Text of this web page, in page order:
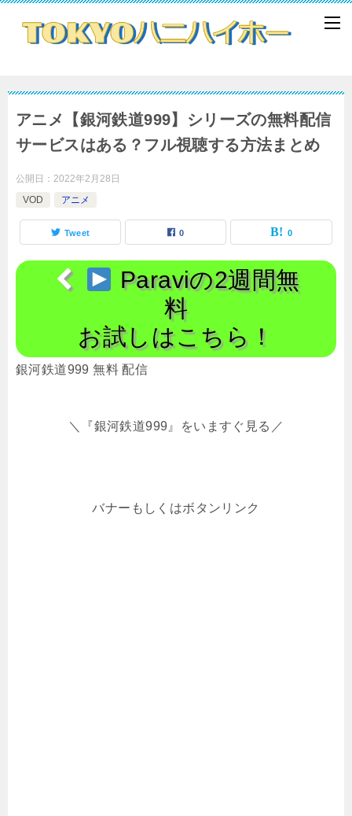
アニメ【銀河鉄道999】シリーズの無料配信
サービスはある？フル視聴する方法まとめ
公開日： 2022年2月28日
VOD
アニメ
Tweet 0 0
Paraviの2週間無
料
お試しはこちら！
銀河鉄道999 無料 配信
＼『銀河鉄道999』をいますぐ見る／
バナーもしくはボタンリンク